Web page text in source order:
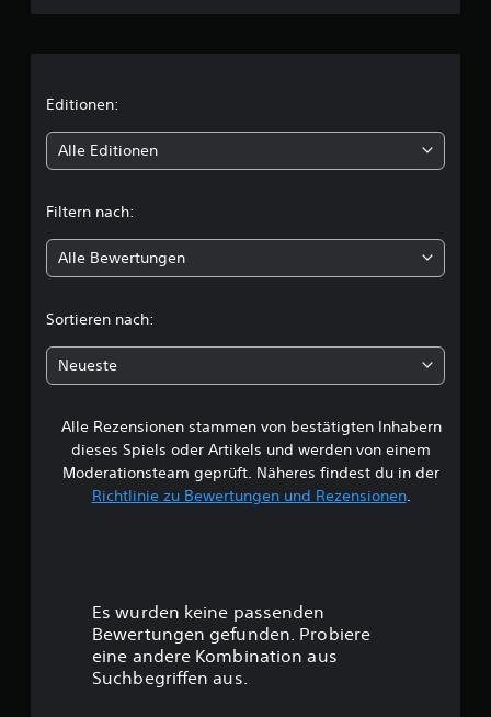
l
i
h
e
B
e
Editionen:
Alle Editionen
Filtern nach:
Alle Bewertungen
Sortieren nach:
Neueste
Alle Rezensionen stammen von bestätigten Inhabern
dieses Spiels oder Artikels und werden von einem
Moderationsteam geprüft. Näheres findest du in der
Richtlinie zu Bewertungen und Rezensionen.
Es wurden keine passenden
Bewertungen gefunden. Probiere
eine andere Kombination aus
Suchbegriffen aus.